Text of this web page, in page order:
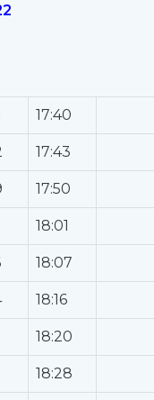
17:40
17:43
17:50
18:01
18:07
18:16
18:20
18:28